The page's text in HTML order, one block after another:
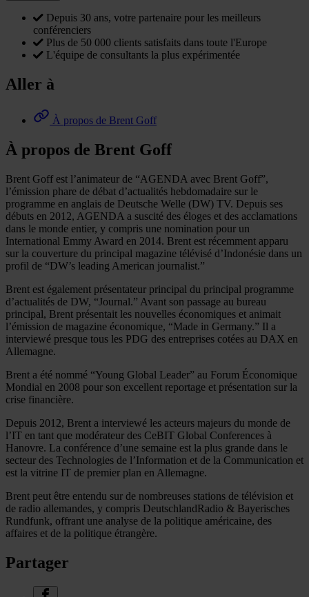
Depuis 30 ans, votre partenaire pour les meilleurs
conférenciers
Plus de 50 000 clients satisfaits dans toute l'Europe
L'équipe de consultants la plus expérimentée
Aller à
À propos de Brent Goff
À propos de Brent Goff
Brent Goff est l’animateur de “AGENDA avec Brent Goff”,
l’émission phare de débat d’actualités hebdomadaire sur le
programme en anglais de Deutsche Welle (DW) TV. Depuis ses
débuts en 2012, AGENDA a suscité des éloges et des acclamations
dans le monde entier, y compris une nomination pour un
International Emmy Award en 2014. Brent est récemment apparu
sur la couverture du principal magazine télévisé d’Indonésie dans un
profil de “DW’s leading American journalist.”
Brent est également présentateur principal du principal programme
d’actualités de DW, “Journal.” Avant son passage au bureau
principal, Brent présentait les nouvelles économiques et animait
l’émission de magazine économique, “Made in Germany.” Il a
interviewé presque tous les PDG des entreprises cotées au DAX en
Allemagne.
Brent a été nommé “Young Global Leader” au Forum Économique
Mondial en 2008 pour son excellent reportage et présentation sur la
crise financière.
Depuis 2012, Brent a interviewé les acteurs majeurs du monde de
l’IT en tant que modérateur des CeBIT Global Conferences à
Hanovre. La conférence d’une semaine est la plus grande dans le
secteur des Technologies de l’Information et de la Communication et
est la vitrine IT de premier plan en Allemagne.
Brent peut être entendu sur de nombreuses stations de télévision et
de radio allemandes, y compris DeutschlandRadio & Bayerisches
Rundfunk, offrant une analyse de la politique américaine, des
affaires et de la politique étrangère.
Partager